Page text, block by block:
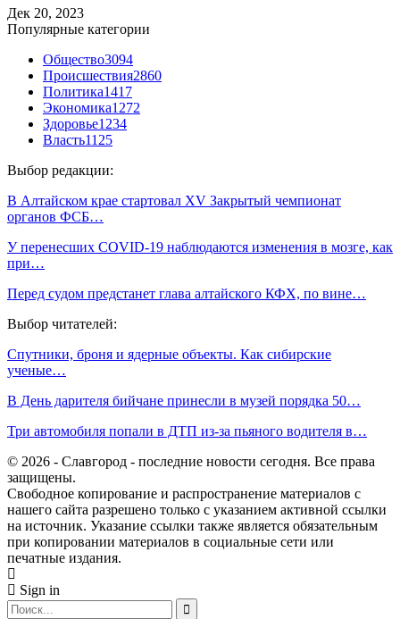
Дек 20, 2023
Популярные категории
Общество3094
Происшествия2860
Политика1417
Экономика1272
Здоровье1234
Власть1125
Выбор редакции:
В Алтайском крае стартовал XV Закрытый чемпионат
органов ФСБ…
У перенесших COVID-19 наблюдаются изменения в мозге, как
при…
Перед судом предстанет глава алтайского КФХ, по вине…
Выбор читателей:
Спутники, броня и ядерные объекты. Как сибирские
ученые…
В День дарителя бийчане принесли в музей порядка 50…
Три автомобиля попали в ДТП из-за пьяного водителя в…
© 2026 - Славгород - последние новости сегодня. Все права
защищены.
Свободное копирование и распространение материалов с
нашего сайта разрешено только с указанием активной ссылки
на источник. Указание ссылки также является обязательным
при копировании материалов в социальные сети или
печатные издания.
Sign in